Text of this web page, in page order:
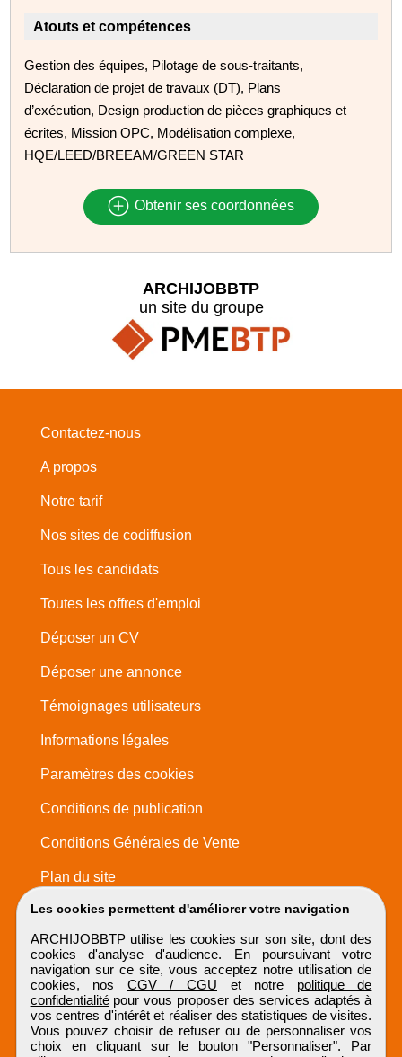
Atouts et compétences
Gestion des équipes, Pilotage de sous-traitants,
Déclaration de projet de travaux (DT), Plans
d’exécution, Design production de pièces graphiques et
écrites, Mission OPC, Modélisation complexe,
HQE/LEED/BREEAM/GREEN STAR
Obtenir ses coordonnées
Les cookies permettent d'améliorer votre navigation
ARCHIJOBBTP utilise les cookies sur son site, dont des
cookies d'analyse d'audience. En poursuivant votre
navigation sur ce site, vous acceptez notre utilisation de
cookies, nos CGV / CGU et notre politique de
confidentialitépour vous proposer des services adaptés à
vos centres d'intérêt et réaliser des statistiques de visites.
Vous pouvez choisir de refuser ou de personnaliser vos
choix en cliquant sur le bouton "Personnaliser". Par
ARCHIJOBBTP
un site du groupe
Contactez-nous
A propos
Notre tarif
Nos sites de codiffusion
Tous les candidats
Toutes les offres d'emploi
Déposer un CV
Déposer une annonce
Témoignages utilisateurs
Informations légales
Paramètres des cookies
Conditions de publication
Conditions Générales de Vente
Plan du site